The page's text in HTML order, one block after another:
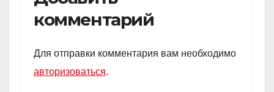
s
A
p
p
o
kl
a
ss
gr
a
m
и
комментарий
Для отправки комментария вам необходимо
авторизоваться.